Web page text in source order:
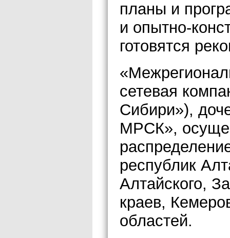
планы и
и опытно-
готовятся
сетевая
Сибири»),
МРСК»,
республик
Алтайского,
краев,
областей.